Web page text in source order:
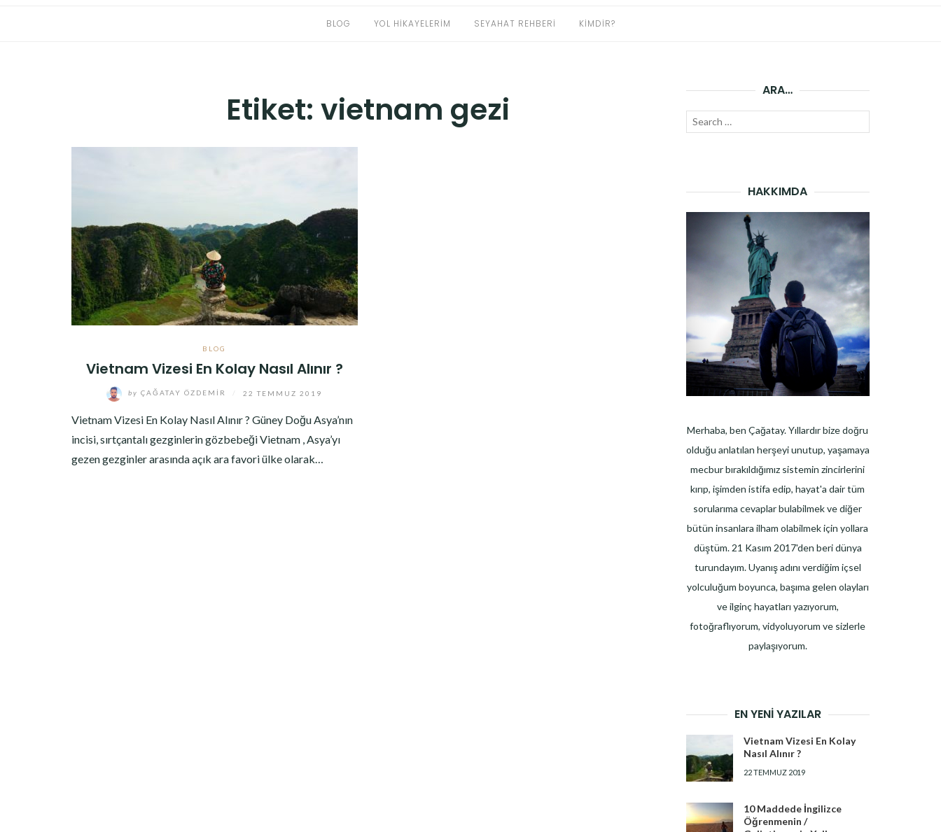
BLOG YOL HIKAYELERIM SEYAHAT REHBERI KIMDIR?
Etiket:vietnam gezi
BLOG
Vietnam Vizesi En Kolay Nasıl Alınır ?
by ÇAĞATAY ÖZDEMIR 22 TEMMUZ 2019
Vietnam Vizesi En Kolay Nasıl Alınır ? Güney Doğu Asya’nın
incisi, sırtçantalı gezginlerin gözbebeği Vietnam , Asya’yı
gezen gezginler arasında açık ara favori ülke olarak…
ARA…
Search
HAKKIMDA
Merhaba, ben Çağatay. Yıllardır bize doğru
olduğu anlatılan herşeyi unutup, yaşamaya
mecbur bırakıldığımız sistemin zincirlerini
kırıp, işimden istifa edip, hayat'a dair tüm
sorularıma cevaplar bulabilmek ve diğer
bütün insanlara ilham olabilmek için yollara
düştüm. 21 Kasım 2017'den beri dünya
turundayım. Uyanış adını verdiğim içsel
yolculuğum boyunca, başıma gelen olayları
ve ilginç hayatları yazıyorum,
fotoğraflıyorum, vidyoluyorum ve sizlerle
paylaşıyorum.
EN YENI YAZILAR
Vietnam Vizesi En Kolay
Nasıl Alınır ?
22 TEMMUZ 2019
10 Maddede İngilizce
Öğrenmenin /